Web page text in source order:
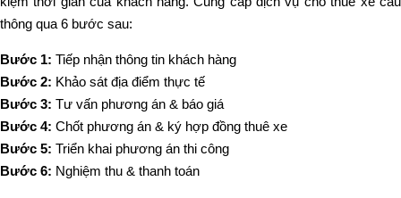
thông qua 6 bước sau:
Bước 1: Tiếp nhận thông tin khách hàng
Bước 2: Khảo sát địa điểm thực tế
Bước 3: Tư vấn phương án & báo giá
Bước 4: Chốt phương án & ký hợp đồng thuê xe
Bước 5: Triển khai phương án thi công
Bước 6: Nghiệm thu & thanh toán